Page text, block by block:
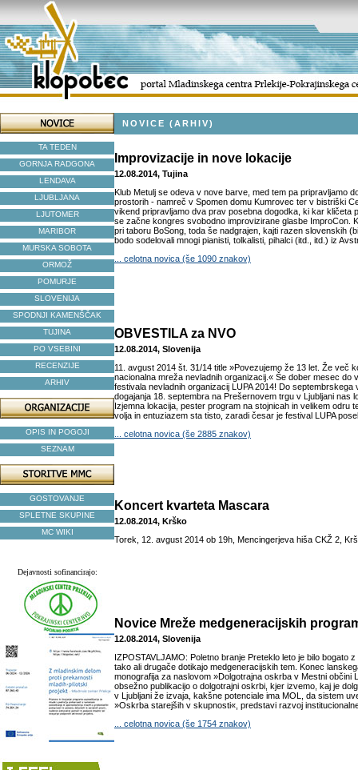
TA TEDEN
GORNJA RADGONA
LENDAVA
LJUBLJANA
LJUTOMER
MARIBOR
MURSKA SOBOTA
ORMOŽ
POMURJE
SLOVENIJA
SPODNJI KAMENŠČAK
TUJINA
PO VSEBINI
RECENZIJE
ARHIV
OPIS IN POGOJI
SEZNAM
GOSTOVANJE
SPLETNE SKUPINE
MC WIKI
Dejavnosti sofinancirajo:
NOVICE (ARHIV)
Improvizacije in nove lokacije
12.08.2014, Tujina
Klub Metulj se odeva v nove barve, med tem pa pripravljamo
prostorih - namreč v Spomen domu Kumrovec ter v bistriški
vikend pripravljamo dva prav posebna dogodka, ki kar kličeta
se začne kongres svobodno improvizirane glasbe ImproCon.
pri taboru BoSong, toda še nadgrajen, kajti razen slovenskih
bodo sodelovali mnogi pianisti, tolkalisti, pihalci (itd., itd.) iz
... celotna novica (še 1090 znakov)
OBVESTILA za NVO
12.08.2014, Slovenija
11. avgust 2014 št. 31/14 title »Povezujemo že 13 let. Že več
nacionalna mreža nevladnih organizacij.« Še dober mesec do
festivala nevladnih organizacij LUPA 2014! Do septembrskega
dogajanja 18. septembra na Prešernovem trgu v Ljubljani nas
Izjemna lokacija, pester program na stojnicah in velikem odru
volja in entuziazem sta tisto, zaradi česar je festival LUPA
... celotna novica (še 2885 znakov)
Koncert kvarteta Mascara
12.08.2014, Krško
Torek, 12. avgust 2014 ob 19h, Mencingerjeva hiša CKŽ 2,
Novice Mreže medgeneracijskih
12.08.2014, Slovenija
IZPOSTAVLJAMO: Poletno branje Preteklo leto je bilo bogato
tako ali drugače dotikajo medgeneracijskih tem. Konec
monografija za naslovom »Dolgotrajna oskrba v Mestni občini
obsežno publikacijo o dolgotrajni oskrbi, kjer izvemo, kaj je
v Ljubljani že izvaja, kakšne potenciale ima MOL, da sistem
»Oskrba starejših v skupnosti«, predstavi razvoj
... celotna novica (še 1754 znakov)